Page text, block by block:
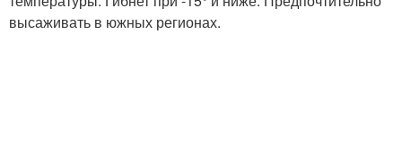
высаживать в южных регионах.